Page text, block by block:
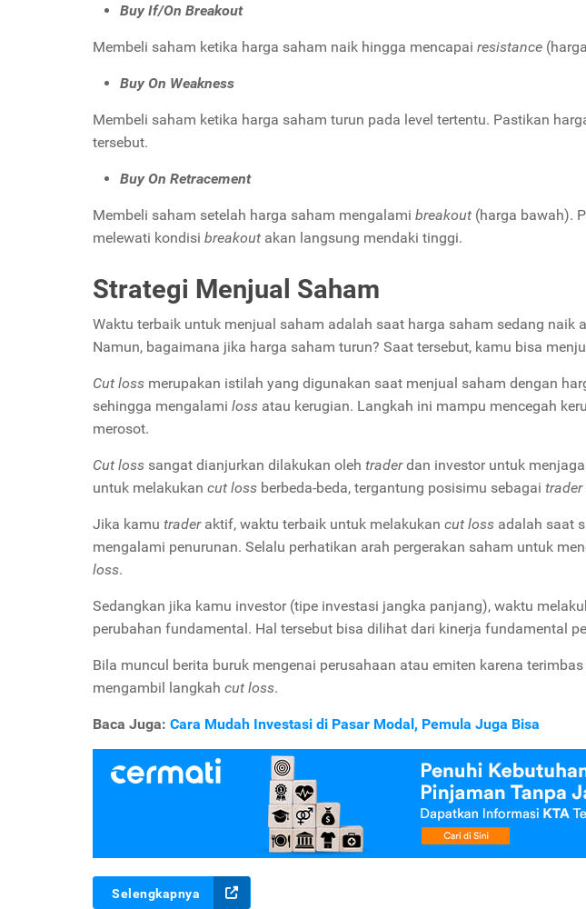
Buy If/On Breakout
Membeli saham ketika harga saham naik hingga mencapai resistance
Buy On Weakness
Membeli saham ketika harga saham turun pada level tertentu. Pastikan
tersebut.
Buy On Retracement
Membeli saham setelah harga saham mengalami breakout (harga bawah).
melewati kondisi breakout akan langsung mendaki tinggi.
Strategi Menjual Saham
Waktu terbaik untuk menjual saham adalah saat harga saham sedang naik
Namun, bagaimana jika harga saham turun? Saat tersebut, kamu bisa
Cut loss merupakan istilah yang digunakan saat menjual saham dengan
sehingga mengalami loss atau kerugian. Langkah ini mampu mencegah
merosot.
Cut loss sangat dianjurkan dilakukan oleh traderdan investor untuk
untuk melakukan cut loss berbeda-beda, tergantung posisimu sebagai trader
Jika kamu traderaktif, waktu terbaik untuk melakukan cut loss adalah saat
mengalami penurunan. Selalu perhatikan arah pergerakan saham untuk
loss.
Sedangkan jika kamu investor (tipe investasi jangka panjang), waktu
perubahan fundamental. Hal tersebut bisa dilihat dari kinerja fundamental
Bila muncul berita buruk mengenai perusahaan atau emiten karena
mengambil langkah cut loss.
Baca Juga: Cara Mudah Investasi di Pasar Modal, Pemula Juga Bisa
Selengkapnya